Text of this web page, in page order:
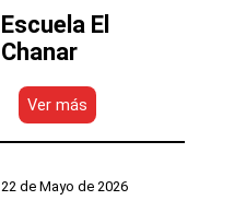
Escuela El
Chanar
Ver más
Escuela
El
22 de Mayo de 2026